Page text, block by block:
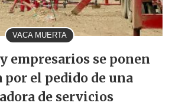
VACA MUERTA
empresarios se ponen
por el pedido de una
de servicios